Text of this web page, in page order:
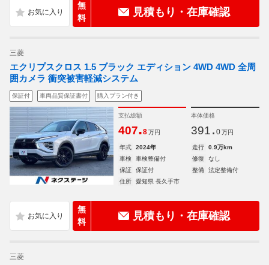
無
料
見積もり・在庫確認
三菱
エクリプスクロス 1.5 ブラック エディション 4WD 4WD 全周
囲カメラ 衝突被害軽減システム
保証付 車両品質保証書付 購入プラン付き
支払総額
407.8 万円
本体価格
391. 0 万円
年式 2024年 走行
0.9万km
車検
車検整備付 修復
なし
保証
保証付 整備
法定整備付
住所
愛知県 長久手市
無
料
見積もり・在庫確認
三菱